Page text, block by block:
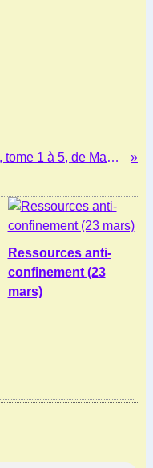
Les Rois Maudits, tome 1 à 5, de Maurice Druon
Ressources anti-
confinement (23
mars)